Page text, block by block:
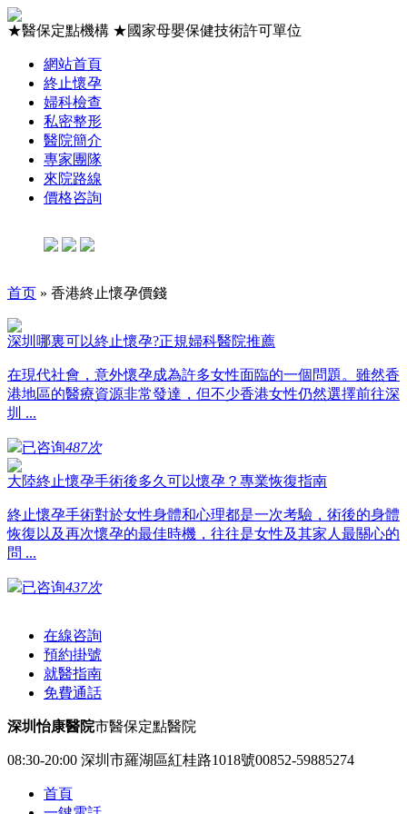
★醫保定點機構 ★國家母嬰保健技術許可單位
網站首頁
終止懷孕
婦科檢查
私密整形
醫院簡介
專家團隊
來院路線
價格咨詢
首页 » 香港終止懷孕價錢
深圳哪裏可以終止懷孕?正規婦科醫院推薦
在現代社會，意外懷孕成為許多女性面臨的一個問題。雖然香
港地區的醫療資源非常發達，但不少香港女性仍然選擇前往深
圳 ...
已咨询487次
大陸終止懷孕手術後多久可以懷孕？專業恢復指南
終止懷孕手術對於女性身體和心理都是一次考驗，術後的身體
恢復以及再次懷孕的最佳時機，往往是女性及其家人最關心的
問 ...
已咨询437次
在線咨詢
預約掛號
就醫指南
免費通話
深圳怡康醫院市醫保定點醫院
08:30-20:00 深圳市羅湖區紅桂路1018號00852-59885274
首頁